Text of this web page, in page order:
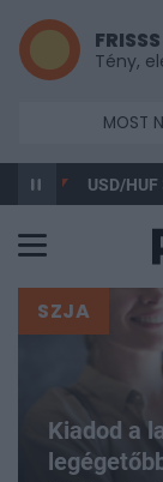
Tény,
MOST
USD/HUF 313,81 -
SZJA
Kiadod a